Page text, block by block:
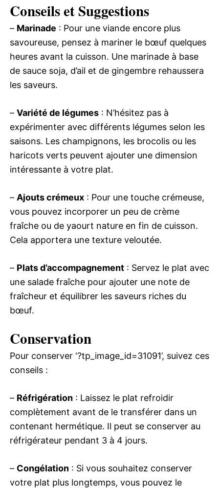
Conseils et Suggestions
– Marinade : Pour une viande encore plus
savoureuse, pensez à mariner le bœuf quelques
heures avant la cuisson. Une marinade à base
de sauce soja, d’ail et de gingembre rehaussera
les saveurs.
– Variété de légumes : N’hésitez pas à
expérimenter avec différents légumes selon les
saisons. Les champignons, les brocolis ou les
haricots verts peuvent ajouter une dimension
intéressante à votre plat.
– Ajouts crémeux : Pour une touche crémeuse,
vous pouvez incorporer un peu de crème
fraîche ou de yaourt nature en fin de cuisson.
Cela apportera une texture veloutée.
– Plats d’accompagnement : Servez le plat avec
une salade fraîche pour ajouter une note de
fraîcheur et équilibrer les saveurs riches du
bœuf.
Conservation
Pour conserver ‘?tp_image_id=31091’, suivez ces
conseils :
– Réfrigération : Laissez le plat refroidir
complètement avant de le transférer dans un
contenant hermétique. Il peut se conserver au
réfrigérateur pendant 3 à 4 jours.
– Congélation : Si vous souhaitez conserver
votre plat plus longtemps, vous pouvez le